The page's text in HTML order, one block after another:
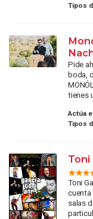
Tipos
Pide
boda,
tienes
Actúa
Tipos
Toni
Toni
cuenta
salas